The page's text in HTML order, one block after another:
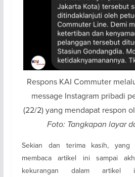
Respons KAI Commuter
message Instagram pribadi
(22/2) yang mendapat respon
Foto: Tangkapan layar
Sekian dan terima kasih, yang
membaca artikel ini sampai
kekurangan dalam